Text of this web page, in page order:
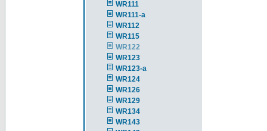
WR111
WR111-a
WR112
WR115
WR122
WR123
WR123-a
WR124
WR126
WR129
WR134
WR143